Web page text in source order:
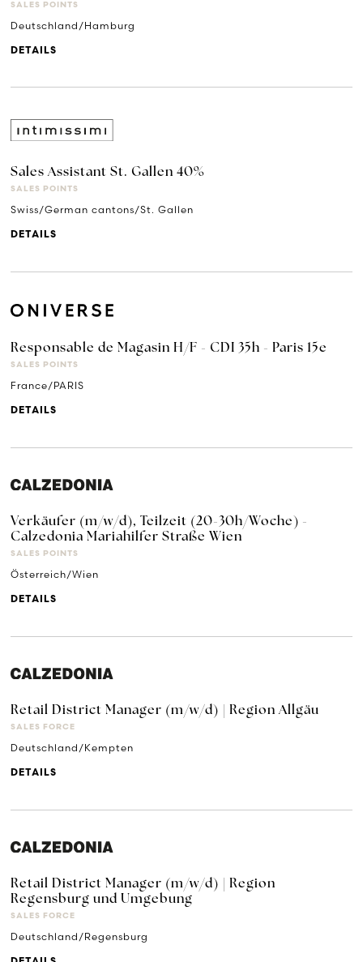
SALES POINTS
Deutschland/Hamburg
DETAILS
Sales Assistant St. Gallen 40%
SALES POINTS
Swiss/German cantons/St. Gallen
DETAILS
Responsable de Magasin H/F - CDI 35h - Paris 15e
SALES POINTS
France/PARIS
DETAILS
Verkäufer (m/w/d), Teilzeit (20-30h/Woche) -
Calzedonia Mariahilfer Straße Wien
SALES POINTS
Österreich/Wien
DETAILS
Retail District Manager (m/w/d) | Region Allgäu
SALES FORCE
Deutschland/Kempten
DETAILS
Retail District Manager (m/w/d) | Region
Regensburg und Umgebung
SALES FORCE
Deutschland/Regensburg